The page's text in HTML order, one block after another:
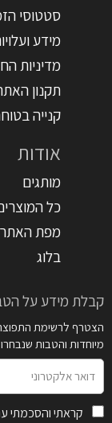
סטטוסי
מידע
מדיניות
תקנון
קנייה
אודות
מותגים
כל
מפת האתר
בלוג
קבלת מידע על
הצטרף לרשימת
מיוחדות והטבות
אלקטרוני
קראתי והסכמתי